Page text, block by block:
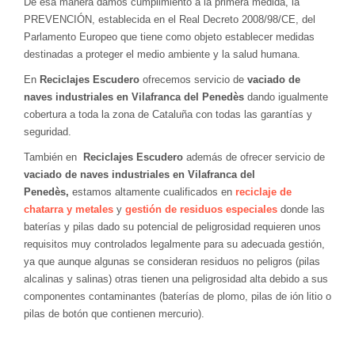
PREVENCIÓN, establecida en el Real Decreto 2008/98/CE, del
Parlamento Europeo que tiene como objeto establecer medidas
destinadas a proteger el medio ambiente y la salud humana.
En Reciclajes Escudero ofrecemos servicio de vaciado de
naves industriales en Vilafranca del Penedès dando igualmente
cobertura a toda la zona de Cataluña con todas las garantías y
seguridad.
También en Reciclajes Escudero además de ofrecer servicio de
vaciado de naves industriales en Vilafranca del
Penedès, estamos altamente cualificados en reciclaje de
chatarra y metales y gestión de residuos especiales donde las
baterías y pilas dado su potencial de peligrosidad requieren unos
requisitos muy controlados legalmente para su adecuada gestión,
ya que aunque algunas se consideran residuos no peligros (pilas
alcalinas y salinas) otras tienen una peligrosidad alta debido a sus
componentes contaminantes (baterías de plomo, pilas de ión litio o
pilas de botón que contienen mercurio).